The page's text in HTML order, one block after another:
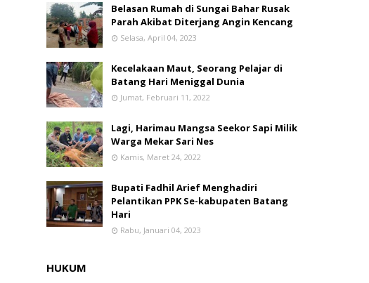
Belasan Rumah di Sungai Bahar Rusak
Parah Akibat Diterjang Angin Kencang
Selasa, April 04, 2023
Kecelakaan Maut, Seorang Pelajar di
Batang Hari Meniggal Dunia
Jumat, Februari 11, 2022
Lagi, Harimau Mangsa Seekor Sapi Milik
Warga Mekar Sari Nes
Kamis, Maret 24, 2022
Bupati Fadhil Arief Menghadiri
Pelantikan PPK Se-kabupaten Batang
Hari
Rabu, Januari 04, 2023
HUKUM